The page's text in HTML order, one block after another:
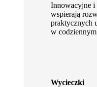
Innowacyjne i
wspierają
praktycznych
w
Wycieczki